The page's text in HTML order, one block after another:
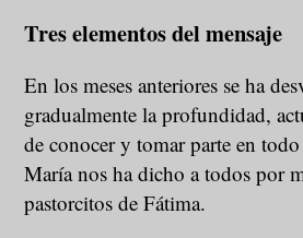
Tres elementos del mensaje
En los meses anteriores se ha
gradualmente la profundidad,
de conocer y tomar parte en
María nos ha dicho a todos por
pastorcitos de Fátima.